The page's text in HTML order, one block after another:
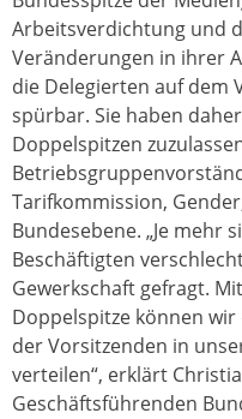
Arbeitsverdichtung und
Veränderungen in ihrer
die Delegierten auf dem
spürbar. Sie haben
Doppelspitzen
Tarifkommission,
Bundesebene. „Je mehr
Beschäftigten
Gewerkschaft gefragt.
Doppelspitze können
der Vorsitzenden in
verteilen“, erklärt
Geschäftsführenden